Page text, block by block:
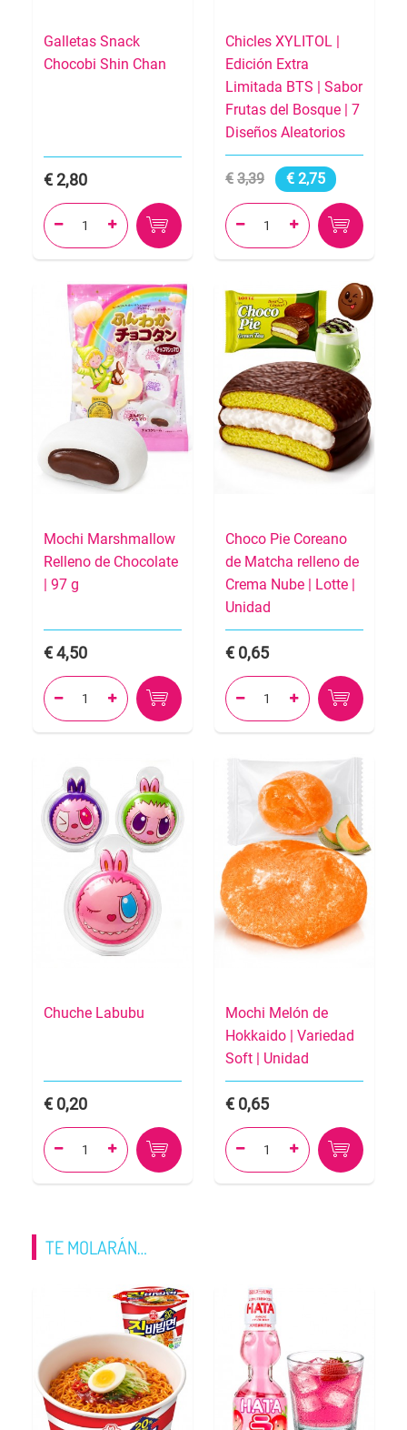
Galletas Snack
Chocobi Shin Chan
2,80
 
Chicles XYLITOL |
Edición Extra
Limitada BTS | Sabor
Frutas del Bosque | 7
Diseños Aleatorios
3,39 2,75
 
Mochi Marshmallow
Relleno de Chocolate
| 97 g
4,50
 
Choco Pie Coreano
de Matcha relleno de
Crema Nube | Lotte |
Unidad
0,65
 
Chuche Labubu
0,20
 
Mochi Melón de
Hokkaido | Variedad
Soft | Unidad
0,65
 
TE MOLARÁN…